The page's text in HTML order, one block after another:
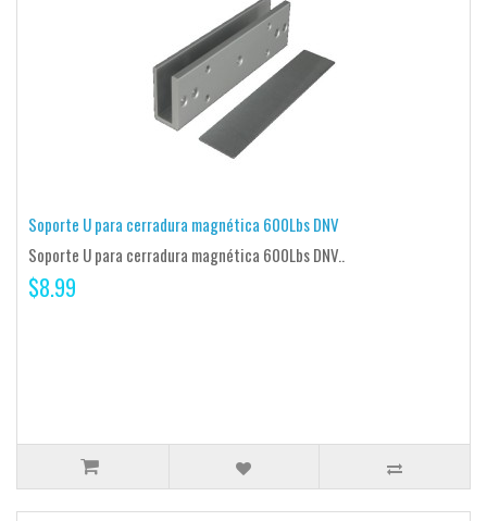
Soporte U para cerradura magnética 600Lbs DNV
Soporte U para cerradura magnética 600Lbs DNV..
$8.99